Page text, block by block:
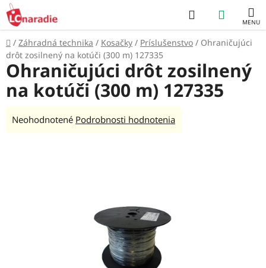
Prejsť
na
obsah
Hľadať
KOŠÍK
Domov
/ Záhradná technika / Kosačky / Príslušenstvo / Ohraničujúci
drôt zosilnený na kotúči (300 m) 127335
Ohraničujúci drôt zosilnený
na kotúči (300 m) 127335
Priemerné
Neohodnotené Podrobnosti hodnotenia